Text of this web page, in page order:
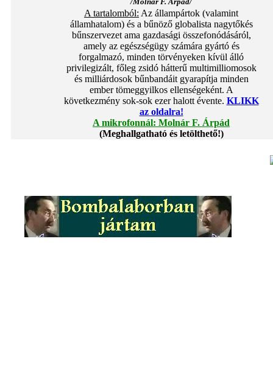
A tartalomból: Az állampártok (valamint
államhatalom) és a bűnöző globalista nagytőkés
bűnszervezet ama gazdasági összefonódásáról,
amely az egészségügy számára gyártó és
forgalmazó, minden törvényeken kívül álló
privilegizált, főleg zsidó hátterű multimilliomosok
és milliárdosok bűnbandáit gyarapítja minden
ember tömeggyilkos ellenségeként. A
következmény sok-sok ezer halott évente. KLIKK
az oldalra!
A mikrofonnál: Molnár F. Árpád
(Meghallgatható és letölthető!)